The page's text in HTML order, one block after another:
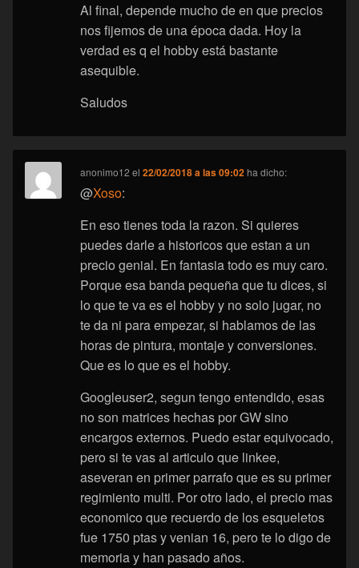
Al final, depende mucho de en que precios
nos fijemos de una época dada. Hoy la
verdad es q el hobby está bastante
asequible.
Saludos
anonimo12 el22/02/2018 a las 09:02 ha dicho:
@Xoso:
En eso tienes toda la razon. Si quieres
puedes darle a historicos que estan a un
precio genial. En fantasia todo es muy caro.
Porque esa banda pequeña que tu dices, si
lo que te va es el hobby y no solo jugar, no
te da ni para empezar, si hablamos de las
horas de pintura, montaje y conversiones.
Que es lo que es el hobby.
Googleuser2, segun tengo entendido, esas
no son matrices hechas por GW sino
encargos externos. Puedo estar equivocado,
pero si te vas al articulo que linkee,
aseveran en primer parrafo que es su primer
regimiento multi. Por otro lado, el precio mas
economico que recuerdo de los esqueletos
fue 1750 ptas y venian 16, pero te lo digo de
memoria y han pasado años.